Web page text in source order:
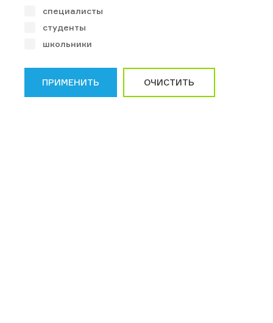
специалисты
студенты
школьники
ПРИМЕНИТЬ ОЧИСТИТЬ